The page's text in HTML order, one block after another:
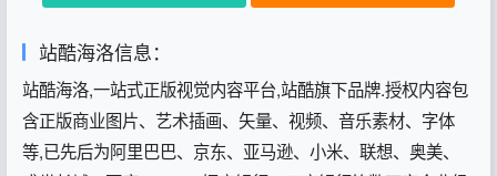
站酷海洛信息：
站酷海洛,一站式正版视觉内容平台,站酷旗下品牌.授权内容包
含正版商业图片、艺术插画、矢量、视频、音乐素材、字体
等,已先后为阿里巴巴、京东、亚马逊、小米、联想、奥美、